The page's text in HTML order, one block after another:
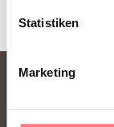
Statistiken
Marketing